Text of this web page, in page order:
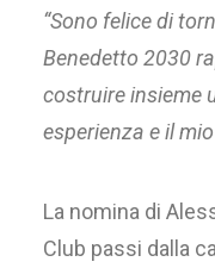
“Sono felice di
Benedetto 2030
costruire insieme
esperienza e il
La nomina di
Club passi dalla